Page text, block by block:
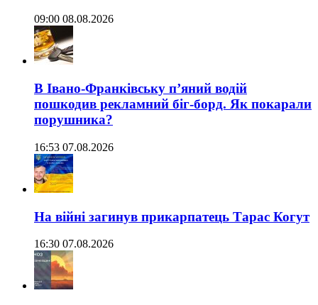
09:00 08.08.2026
В Івано-Франківську п’яний водій
пошкодив рекламний біг-борд. Як покарали
порушника?
16:53 07.08.2026
На війні загинув прикарпатець Тарас Когут
16:30 07.08.2026